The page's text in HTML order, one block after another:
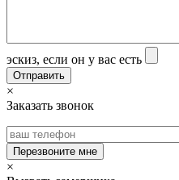
эскиз, если он у вас есть
×
Заказать звонок
×